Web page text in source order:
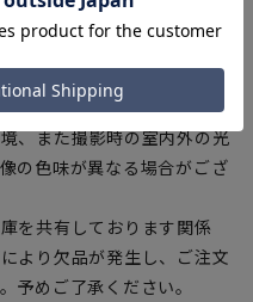
。予めご了承ください。
を記載しております。一
ードサイズ)を記載している
、また撮影時の室内外の光
の色味が異なる場合がござ
を共有しております関係
より欠品が発生し、ご注文
予めご了承ください。